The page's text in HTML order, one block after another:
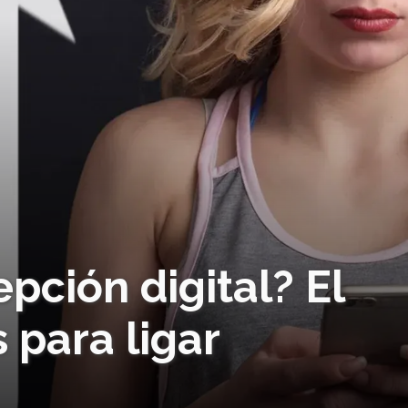
digital? El
para ligar